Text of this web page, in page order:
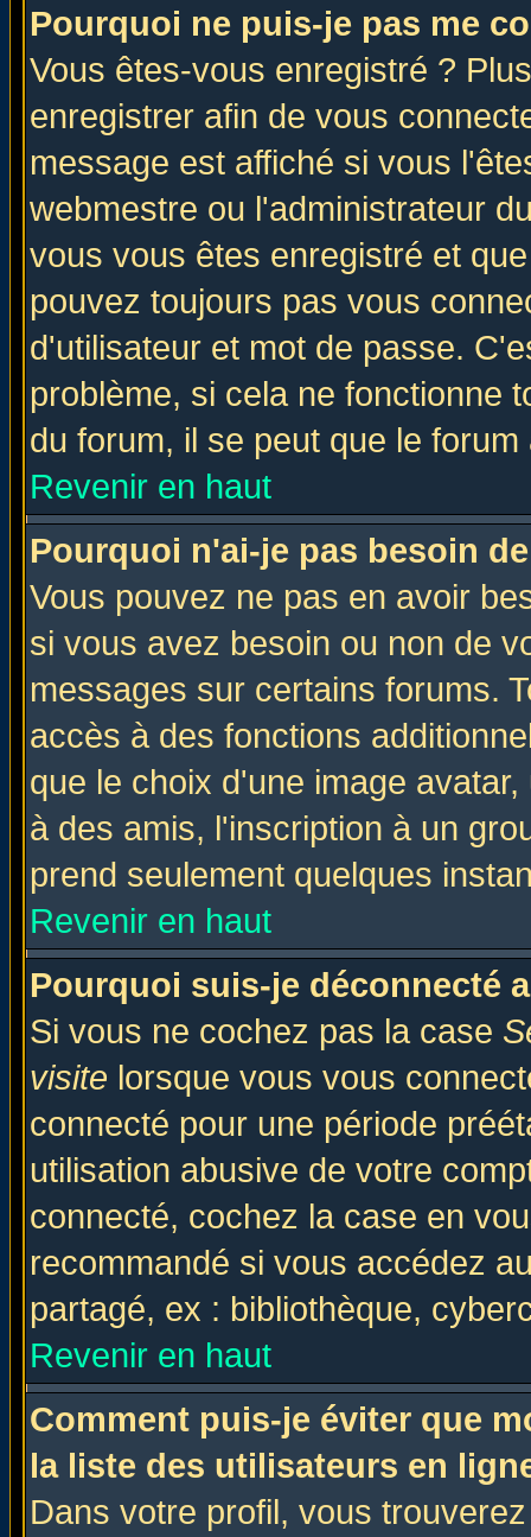
Pourquoi ne puis-je pas me
Vous êtes-vous enregistré ?
enregistrer afin de vous
message est affiché si vous
webmestre ou l'administrateur
vous vous êtes enregistré et
pouvez toujours pas vous
d'utilisateur et mot de passe.
problème, si cela ne fonctionne
du forum, il se peut que le
Revenir en haut
Pourquoi n'ai-je pas besoin
Vous pouvez ne pas en avoir
si vous avez besoin ou non de
messages sur certains forums.
accès à des fonctions
que le choix d'une image
à des amis, l'inscription à un
prend seulement quelques
Revenir en haut
Pourquoi suis-je déconnecté
Si vous ne cochez pas la case
visite lorsque vous vous
connecté pour une période
utilisation abusive de votre
connecté, cochez la case en
recommandé si vous accédez
partagé, ex : bibliothèque,
Revenir en haut
Comment puis-je éviter que
la liste des utilisateurs en
Dans votre profil, vous